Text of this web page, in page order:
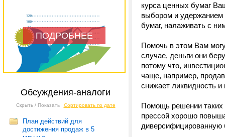
ПОДРОБНЕЕ
Обсуждения-аналоги
Скрыть / Показать Сортировать по дате
План действий для
достижения продаж в 5
курса ценных бумаг
выбором и удержанием
бумаг, налаживать с
Помочь в этом Вам
случае, деньги они
потому что,
чаще, например,
снижает ликвидность
Помощь решении таких
прессой хорошо
диверсифицированную